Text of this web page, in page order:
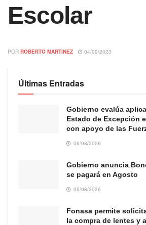
Escolar
POR ROBERTO MARTINEZ 04/09/2023
Últimas Entradas
Gobierno evalúa
Estado de Excepción
con apoyo de las
06/08/2026
Gobierno anuncia
se pagará en Agosto
06/08/2026
Fonasa permite
la compra de lentes y